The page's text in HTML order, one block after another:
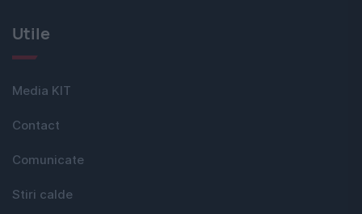
Utile
Media KIT
Contact
Comunicate
Stiri calde